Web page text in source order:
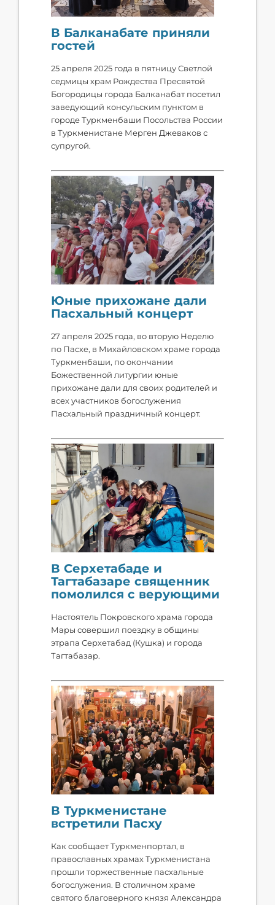
В Балканабате приняли
гостей
25 апреля 2025 года в пятницу Светлой
седмицы храм Рождества Пресвятой
Богородицы города Балканабат посетил
заведующий консульским пунктом в
городе Туркменбаши Посольства России
в Туркменистане Мерген Джеваков с
супругой.
Юные прихожане дали
Пасхальный концерт
27 апреля 2025 года, во вторую Неделю
по Пасхе, в Михайловском храме города
Туркменбаши, по окончании
Божественной литургии юные
прихожане дали для своих родителей и
всех участников богослужения
Пасхальный праздничный концерт.
В Серхетабаде и
Тагтабазаре священник
помолился с верующими
Настоятель Покровского храма города
Мары совершил поездку в общины
этрапа Серхетабад (Кушка) и города
Тагтабазар.
В Туркменистане
встретили Пасху
Как сообщает Туркменпортал, в
православных храмах Туркменистана
прошли торжественные пасхальные
богослужения. В столичном храме
святого благоверного князя Александра